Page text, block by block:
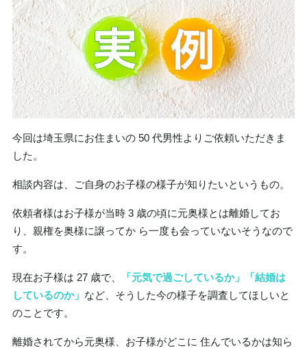
今回は埼玉県にお住まいの 50 代男性よりご依頼いただきま
した。
相談内容は、ご自身のお子様の様子が知りたいというもの。
依頼者様はお子様が当時 3 歳の頃に元奥様とは離婚してお
り、親権を奥様に譲ってか ら一度も会っていないそうなので
す。
現在お子様は 27 歳で、
「元気で過ごしているか」「結婚は
しているのか」 など、そうした今の様子を調査してほしいと
のことです。
離婚されてから元奥様、お子様がどこに 住んでいるかは知ら